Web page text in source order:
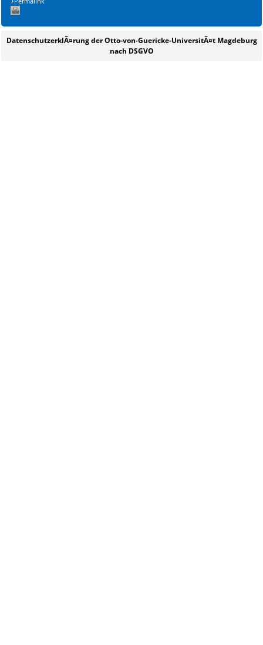
DatenschutzerklÃ¤rung der Otto-von-Guericke-UniversitÃ¤t Magdeburg
nach DSGVO